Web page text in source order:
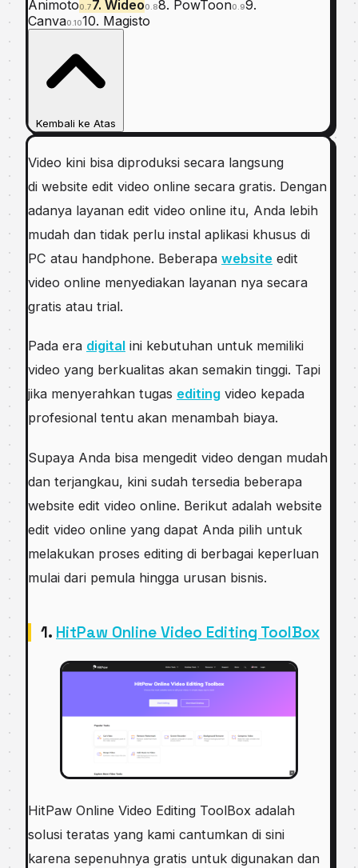
Animoto0.77. Wideo0.88. PowToon0.99.
Canva0.1010. Magisto
Kembali ke Atas
Video kini bisa diproduksi secara langsung
di website edit video online secara gratis. Dengan
adanya layanan edit video online itu, Anda lebih
mudah dan tidak perlu instal aplikasi khusus di
PC atau handphone. Beberapa website edit
video online menyediakan layanan nya secara
gratis atau trial.
Pada era digital ini kebutuhan untuk memiliki
video yang berkualitas akan semakin tinggi. Tapi
jika menyerahkan tugas editing video kepada
profesional tentu akan menambah biaya.
Supaya Anda bisa mengedit video dengan mudah
dan terjangkau, kini sudah tersedia beberapa
website edit video online. Berikut adalah website
edit video online yang dapat Anda pilih untuk
melakukan proses editing di berbagai keperluan
mulai dari pemula hingga urusan bisnis.
1. HitPaw Online Video Editing ToolBox
HitPaw Online Video Editing ToolBox adalah
solusi teratas yang kami cantumkan di sini
karena sepenuhnya gratis untuk digunakan dan